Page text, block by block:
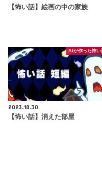
【怖い話】絵画の中の家族
AIが作った怖い
2023.10.30
【怖い話】消えた部屋